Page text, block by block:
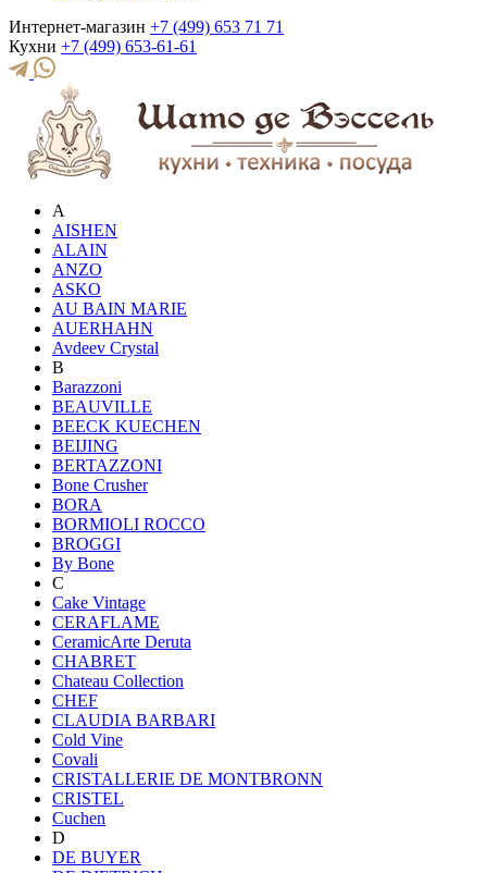
Интернет-магазин +7 (499) 653 71 71
Кухни +7 (499) 653-61-61
A
AISHEN
ALAIN
ANZO
ASKO
AU BAIN MARIE
AUERHAHN
Avdeev Crystal
B
Barazzoni
BEAUVILLE
BEECK KUECHEN
BEIJING
BERTAZZONI
Bone Crusher
BORA
BORMIOLI ROCCO
BROGGI
By Bone
C
Cake Vintage
CERAFLAME
CeramicArte Deruta
CHABRET
Chateau Collection
CHEF
CLAUDIA BARBARI
Cold Vine
Covali
CRISTALLERIE DE MONTBRONN
CRISTEL
Cuchen
D
DE BUYER